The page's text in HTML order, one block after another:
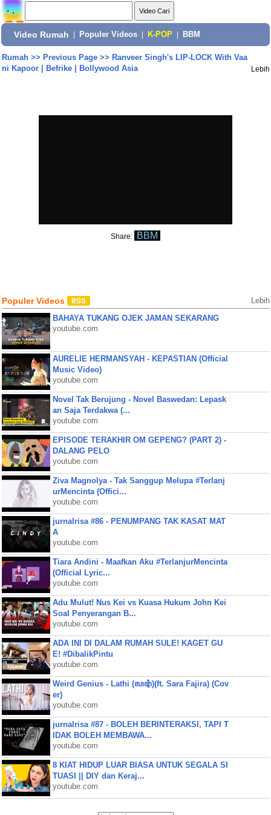
Video Rumah Populer Videos K-POP BBM
Rumah>> Previous Page>> Ranveer Singh's LIP-LOCK With Vaa
ni Kapoor | Befrike | Bollywood Asia
Lebih
Share: BBM
Populer Videos Lebih
BAHAYA TUKANG OJEK JAMAN SEKARANG
youtube.com
AURELIE HERMANSYAH - KEPASTIAN (Official
Music Video)
youtube.com
Novel Tak Berujung - Novel Baswedan: Lepask
an Saja Terdakwa (...
youtube.com
EPISODE TERAKHIR OM GEPENG? (PART 2) -
DALANG PELO
youtube.com
Ziva Magnolya - Tak Sanggup Melupa #Terlanj
urMencinta (Offici...
youtube.com
jurnalrisa #86 - PENUMPANG TAK KASAT MAT
A
youtube.com
Tiara Andini - Maafkan Aku #TerlanjurMencinta
(Official Lyric...
youtube.com
Adu Mulut! Nus Kei vs Kuasa Hukum John Kei
Soal Penyerangan B...
youtube.com
ADA INI DI DALAM RUMAH SULE! KAGET GU
E! #DibalikPintu
youtube.com
Weird Genius - Lathi (ꦭꦛꦶ)(ft. Sara Fajira) (Cov
er)
youtube.com
jurnalrisa #87 - BOLEH BERINTERAKSI, TAPI T
IDAK BOLEH MEMBAWA...
youtube.com
8 KIAT HIDUP LUAR BIASA UNTUK SEGALA SI
TUASI || DIY dan Keraj...
youtube.com